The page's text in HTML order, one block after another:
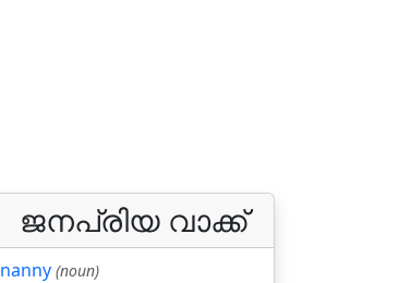
ജനപ്രിയ വാക്ക്
nanny (noun)